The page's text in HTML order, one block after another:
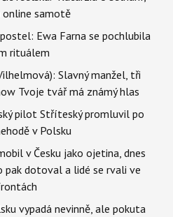
online samotě
Ewa Farna se pochlubila
rituálem
Slavný manžel, tři
Tvoje tvář má známý hlas
pilot Stříteský promluvil po
v Polsku
v Česku jako ojetina, dnes
pak dotoval a lidé se rvali ve
vypadá nevinně, ale pokuta